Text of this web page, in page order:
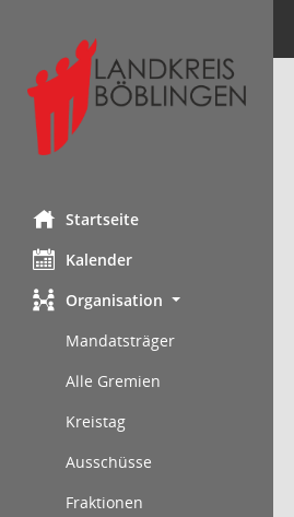
Startseite
Kalender
Organisation
Mandatsträger
Alle Gremien
Kreistag
Ausschüsse
Fraktionen